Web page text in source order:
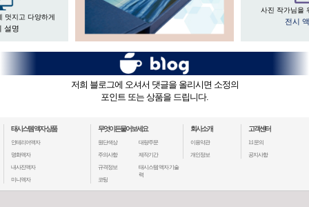
멋지고 다양하게
설명
사진 작가님을
전시
저희 블로그에 오셔서 댓글을 올리시면 소정의
포인트 또는 상품을 드립니다.
태시스템 액자 상품
인테리어액자
명화액자
내사진액자
미니액자
무엇이든물어보세요
원단색상
주의사항
규격정보
코팅
대량주문
제작기간
태시스템 액자 기술
력
회사소개
이용약관
개인정보
고객센터
1:1 문의
공지사항